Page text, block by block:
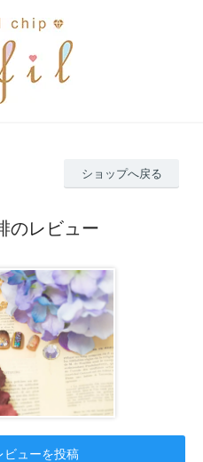
ショップへ戻る
のレビュー
ビューを投稿